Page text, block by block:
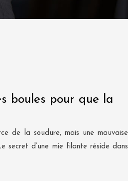
boules pour que la
de la soudure, mais une mauvaise
d’une mie filante réside dans